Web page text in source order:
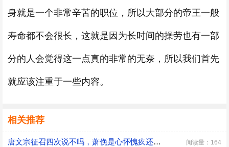
身就是一个非常辛苦的职位，所以大部分的帝王一般
寿命都不会很长，这就是因为长时间的操劳也有一部
分的人会觉得这一点真的非常的无奈，所以我们首先
就应该注重于一些内容。
相关推荐
唐文宗征召四次说不吗，萧俛是心怀愧疚还是居功自傲 阅读量：164